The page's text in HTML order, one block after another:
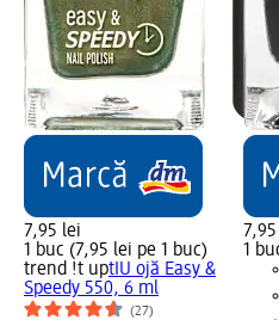
7,95 lei
1 buc (7,95 lei pe 1 buc)
trend !t uptIU ojă Easy &
Speedy 550, 6 ml
(27)
1